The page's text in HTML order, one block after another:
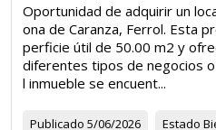
Oportunidad de adquirir un
ona de Caranza, Ferrol. Esta
perficie útil de 50.00 m2 y
diferentes tipos de negocios
l inmueble se encuent...
Publicado 5/06/2026 Estado